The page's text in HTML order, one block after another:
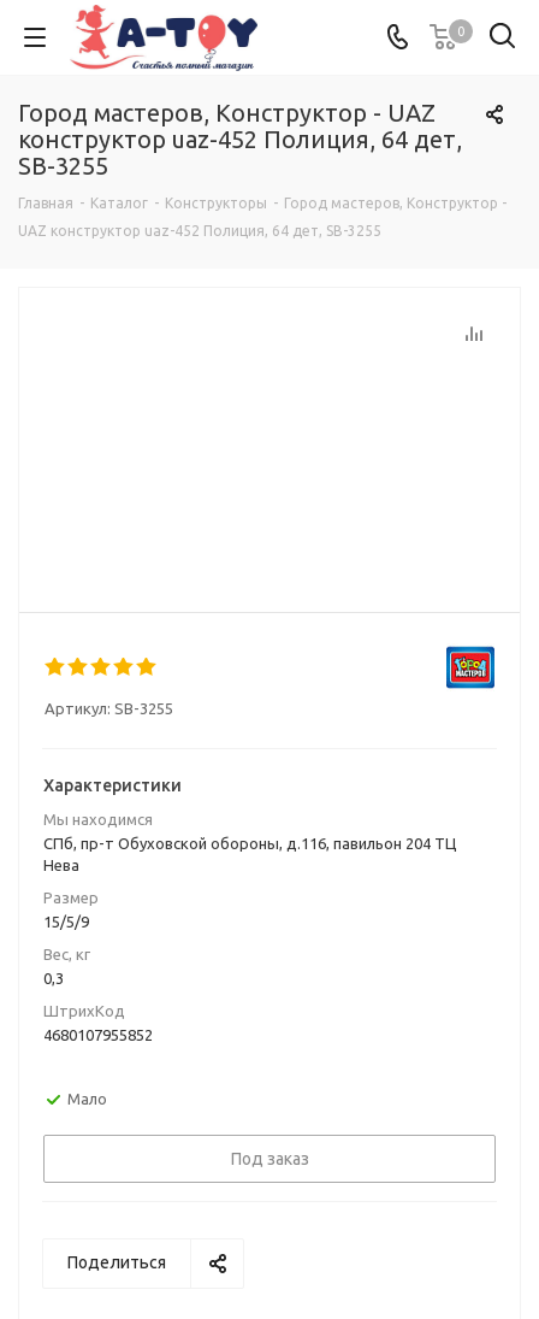
0
Город мастеров, Конструктор - UAZ
конструктор uaz-452 Полиция, 64 дет,
SB-3255
Главная - Каталог - Конструкторы - Город мастеров, Конструктор -
UAZ конструктор uaz-452 Полиция, 64 дет, SB-3255
Артикул: SB-3255
Характеристики
Мы находимся
СПб, пр-т Обуховской обороны, д.116, павильон 204 ТЦ
Нева
Размер
15/5/9
Вес, кг
0,3
ШтрихКод
4680107955852
Мало
Под заказ
Поделиться